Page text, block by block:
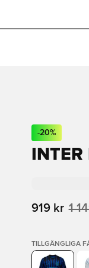
-20%
919 kr 1
TILLGÄNGLIGA